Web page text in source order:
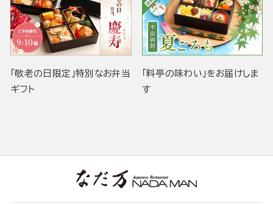
「敬老の日限定」特別なお弁当
ギフト
「料亭の味わい」をお届けしま
す